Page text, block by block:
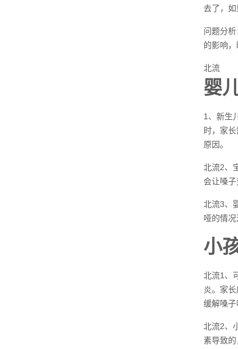
去了，如
问题分
的影响，
北流
婴
1、新生
时，家
原因。
北流2、
会让嗓子
北流3、
哑的情
小
北流1、
炎。家
缓解嗓子
北流2、
素导致